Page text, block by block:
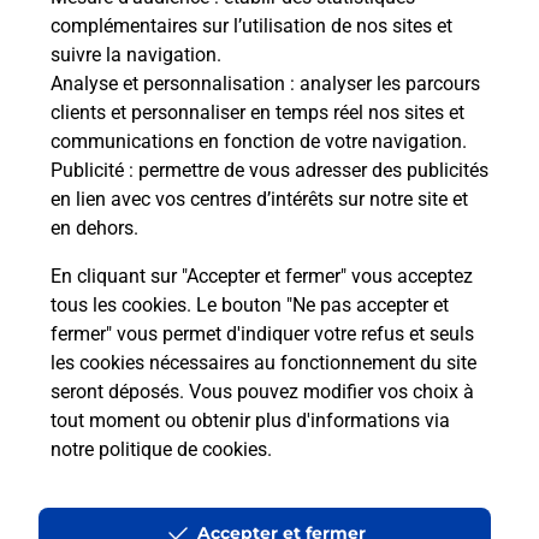
complémentaires sur l’utilisation de nos sites et
suivre la navigation.
Analyse et personnalisation : analyser les parcours
clients et personnaliser en temps réel nos sites et
communications en fonction de votre navigation.
Publicité : permettre de vous adresser des publicités
en lien avec vos centres d’intérêts sur notre site et
en dehors.
En cliquant sur "Accepter et fermer" vous acceptez
tous les cookies. Le bouton "Ne pas accepter et
fermer" vous permet d'indiquer votre refus et seuls
les cookies nécessaires au fonctionnement du site
seront déposés. Vous pouvez modifier vos choix à
tout moment ou obtenir plus d'informations via
notre politique de cookies.
Accepter et fermer
de la route ?
Combien de temps dure l'examen du
code de la route ?
Comment s'inscrire au code de la
route ?
Combien de fautes pour le code de la
route ?